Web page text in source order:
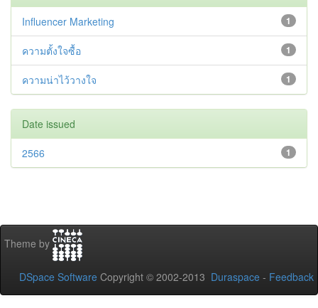
1
Influencer Marketing
1
ความตั้งใจซื้อ
1
ความน่าไว้วางใจ
Date issued
1
2566
Theme by
DSpace Software Copyright © 2002-2013 Duraspace - Feedback